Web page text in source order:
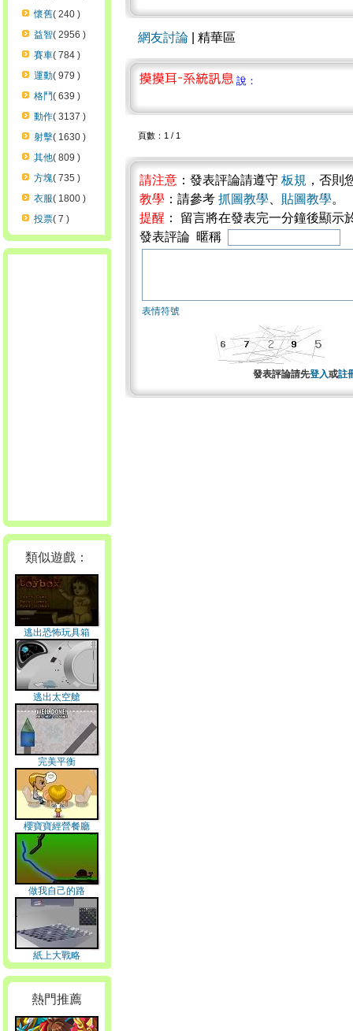
懷舊( 240 )
益智( 2956 )
賽車( 784 )
運動( 979 )
格鬥( 639 )
動作( 3137 )
射擊( 1630 )
其他( 809 )
方塊( 735 )
衣服( 1800 )
投票( 7 )
類似遊戲：
逃出恐怖玩具箱
逃出太空艙
完美平衡
櫻寶寶經營餐廳
做我自己的路
紙上大戰略
熱門推薦
網友討論 | 精華區
說：
頁數：1 / 1
請注意 ：發表評論請遵守 板規 ，否則
教學 ：請參考 抓圖教學 貼圖教學。
提醒 ： 留言將在發表完一分鐘後顯
發表評論 暱稱
表情符號
發表評論請先登入或註